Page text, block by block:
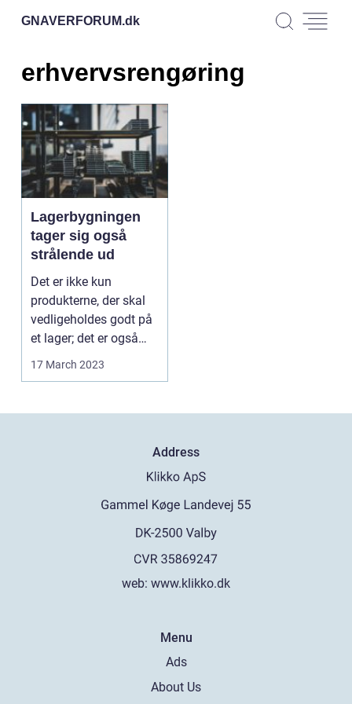
GNAVERFORUM.dk
erhvervsrengøring
Lagerbygningen
tager sig også
strålende ud
Det er ikke kun
produkterne, der skal
vedligeholdes godt på
et lager; det er også
vigtigt at holde l...
17 March 2023
Address
web: www.klikko.dk
Menu
Ads
About Us